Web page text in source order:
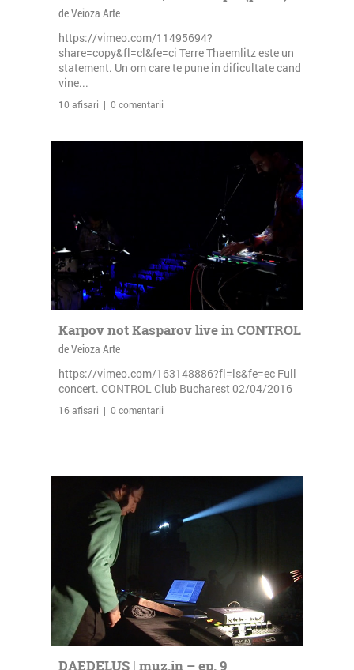
de Veioza Arte
https://vimeo.com/11495694?
share=copy&fl=cl&fe=ci Terre Thaemlitz este un
statement. Un om care te pune in dificultate cand
vine...
10 afisari | 0 comentarii
Karpov not Kasparov live in CONTROL
de Veioza Arte
https://vimeo.com/163148886?fl=ls&fe=ec Full
concert. CONTROL Club Bucharest 02/04/2016
16 afisari | 0 comentarii
DAEDELUS | muz.in – ep. 9